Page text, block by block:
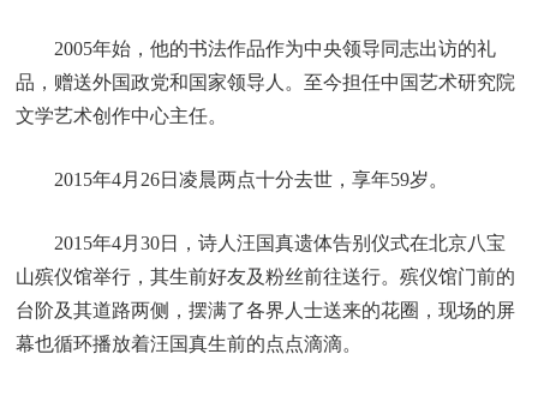
2005年始，他的书法作品作为中央领导同志出访的礼
品，赠送外国政党和国家领导人。至今担任中国艺术研究院
文学艺术创作中心主任。
2015年4月26日凌晨两点十分去世，享年59岁。
2015年4月30日，诗人汪国真遗体告别仪式在北京八宝
山殡仪馆举行，其生前好友及粉丝前往送行。殡仪馆门前的
台阶及其道路两侧，摆满了各界人士送来的花圈，现场的屏
幕也循环播放着汪国真生前的点点滴滴。